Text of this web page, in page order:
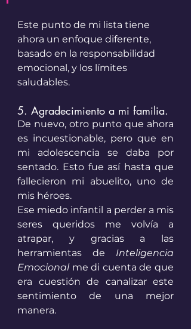
Este punto de mi lista tiene
ahora un enfoque diferente,
basado en la responsabilidad
emocional, y los límites
saludables.
5. Agradecimiento a mi familia.
De nuevo, otro punto que ahora
es incuestionable, pero que en
mi adolescencia se daba por
sentado. Esto fue así hasta que
fallecieron mi abuelito, uno de
mis héroes.
Ese miedo infantil a perder a mis
seres queridos me volvía a
atrapar, y gracias a las
herramientas de Inteligencia
Emocional me di cuenta de que
era cuestión de canalizar este
sentimiento de una mejor
manera.